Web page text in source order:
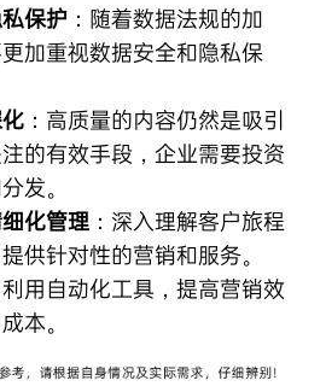
保护 ：随着数据法规的加
加重视数据安全和隐私保
：高质量的内容仍然是吸引
的有效手段，企业需要投资
发。
化管理：深入理解客户旅程
供针对性的营销和服务。
用自动化工具，提高营销效
本。